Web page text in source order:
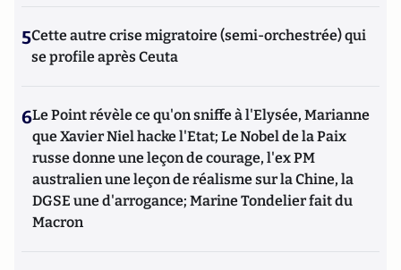
5Cette autre crise migratoire (semi-orchestrée) qui
se profile après Ceuta
6Le Point révèle ce qu'on sniffe à l'Elysée, Marianne
que Xavier Niel hacke l'Etat; Le Nobel de la Paix
russe donne une leçon de courage, l'ex PM
australien une leçon de réalisme sur la Chine, la
DGSE une d'arrogance; Marine Tondelier fait du
Macron